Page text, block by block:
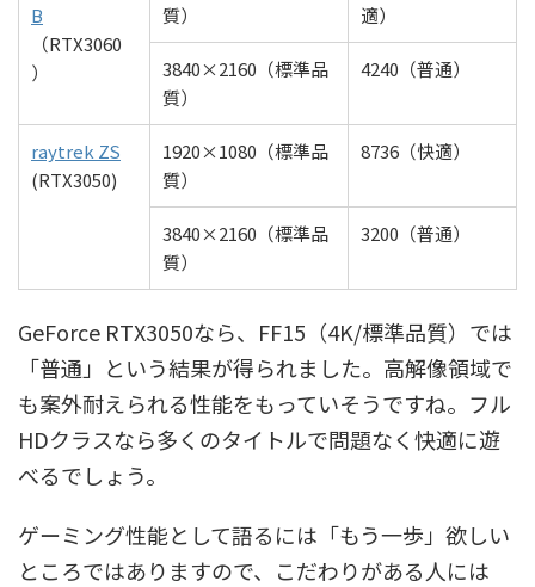
B
（RTX3060
）
質）
適）
3840×2160（標準品
質）
4240（普通）
raytrek ZS
(RTX3050)
1920×1080（標準品
質）
8736（快適）
3840×2160（標準品
質）
3200（普通）
GeForce RTX3050なら、FF15（4K/標準品質）では
「普通」という結果が得られました。高解像領域で
も案外耐えられる性能をもっていそうですね。フル
HDクラスなら多くのタイトルで問題なく快適に遊
べるでしょう。
ゲーミング性能として語るには「もう一歩」欲しい
ところではありますので、こだわりがある人には